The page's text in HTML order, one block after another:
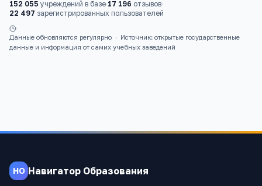
152 055 учреждений в базе·17 196 отзывов·
22 497 зарегистрированных пользователей
Данные обновляются регулярно ·
Источник: открытые государственные
данные и информация от самих учебных заведений
НО Навигатор Образования